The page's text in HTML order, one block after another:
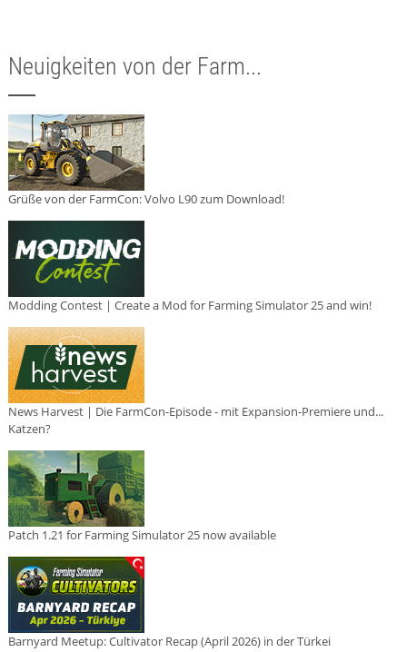
Neuigkeiten von der Farm...
Grüße von der FarmCon: Volvo L90 zum Download!
Modding Contest | Create a Mod for Farming Simulator 25 and win!
News Harvest | Die FarmCon-Episode - mit Expansion-Premiere und...
Katzen?
Patch 1.21 for Farming Simulator 25 now available
Barnyard Meetup: Cultivator Recap (April 2026) in der Türkei